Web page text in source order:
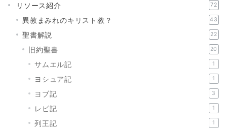
リソース紹介 72
異教まみれのキリスト教？ 43
聖書解説 22
旧約聖書 20
サムエル記 1
ヨシュア記 1
ヨブ記 3
レビ記 1
列王記 1